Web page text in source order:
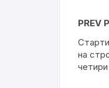
PREV
на